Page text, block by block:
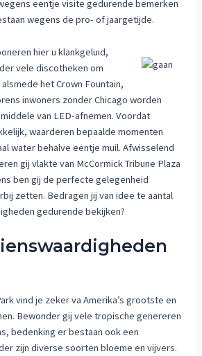
eentje visite gedurende bemerken
wegens de pro- of jaargetijde.
hier u klankgeluid,
vele discotheken om
het Crown Fountain,
inwoners zonder Chicago worden
van LED-afnemen. Voordat
waarderen bepaalde momenten
water behalve eentje muil. Afwisselend
gij vlakte van McCormick Tribune Plaza
ben gij de perfecte gelegenheid
zetten. Bedragen jij van idee te aantal
gedurende bekijken?
vind je zeker va Amerika’s grootste en
Bewonder gij vele tropische genereren
bedenking er bestaan ook een
zijn diverse soorten bloeme en vijvers.